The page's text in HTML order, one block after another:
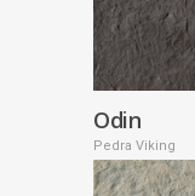
Odin
Pedra Viking